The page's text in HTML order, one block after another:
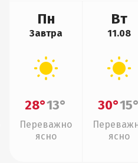
Пн
Завтра
28°13°
Переважно
ясно
Вт
11.08
30°15°
ясно